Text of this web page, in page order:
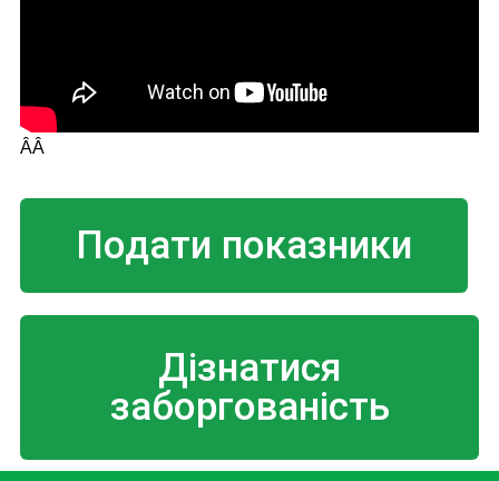
ÂÂ
Подати показники
Дізнатися
заборгованість